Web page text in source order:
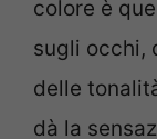
colore è
sugli occhi,
delle
dà la